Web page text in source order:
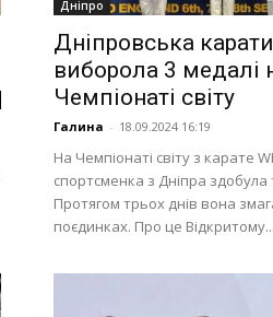
Дніпро
Дніпровська
виборола 3 медалі
Чемпіонаті світу
Галина - 18.09.2024 16:19
На Чемпіонаті світу з карате
спортсменка з Дніпра здобула
Протягом трьох днів вона
поєдинках. Про це Відкритому...